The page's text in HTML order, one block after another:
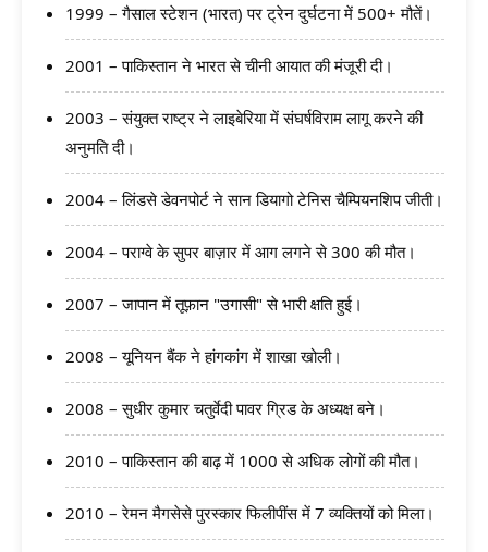
1999 – गैसाल स्टेशन (भारत) पर ट्रेन दुर्घटना में 500+ मौतें।
2001 – पाकिस्तान ने भारत से चीनी आयात की मंजूरी दी।
2003 – संयुक्त राष्ट्र ने लाइबेरिया में संघर्षविराम लागू करने की
अनुमति दी।
2004 – लिंडसे डेवनपोर्ट ने सान डियागो टेनिस चैम्पियनशिप जीती।
2004 – पराग्वे के सुपर बाज़ार में आग लगने से 300 की मौत।
2007 – जापान में तूफ़ान "उगासी" से भारी क्षति हुई।
2008 – यूनियन बैंक ने हांगकांग में शाखा खोली।
2008 – सुधीर कुमार चतुर्वेदी पावर ग्रिड के अध्यक्ष बने।
2010 – पाकिस्तान की बाढ़ में 1000 से अधिक लोगों की मौत।
2010 – रेमन मैगसेसे पुरस्कार फिलीपींस में 7 व्यक्तियों को मिला।